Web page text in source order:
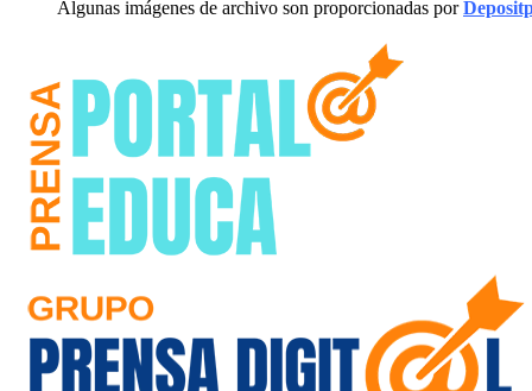
Algunas imágenes de archivo son proporcionadas por